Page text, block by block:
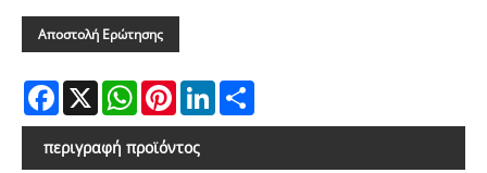
Αποστολή Ερώτησης
Facebook
X WhatsAppPinterestLinkedIn
περιγραφή προϊόντος